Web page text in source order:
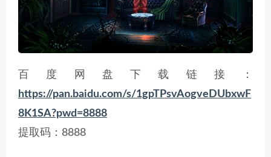
百度网盘下载链接：
https://pan.baidu.com/s/1gpTPsvAogveDUbxwF
8K1SA?pwd=8888
提取码：8888